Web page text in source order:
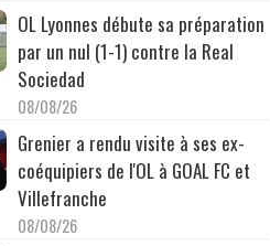
OL Lyonnes débute sa préparation
par un nul (1-1) contre la Real
Sociedad
08/08/26
Grenier a rendu visite à ses ex-
coéquipiers de l'OL à GOAL FC et
Villefranche
08/08/26